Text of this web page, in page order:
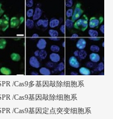
/Cas9多基因敲除细胞系
/Cas9基因敲除细胞系
/Cas9基因定点突变细胞系